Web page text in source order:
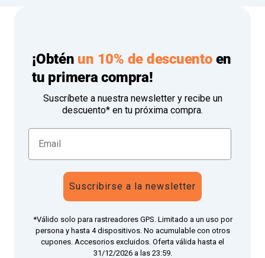
¡Obtén un 10% de descuentoen
tu primera compra!
Suscríbete a nuestra newsletter y recibe un
descuento* en tu próxima compra.
Suscribirse a la newsletter
*Válido solo para rastreadores GPS. Limitado a un uso por
persona y hasta 4 dispositivos. No acumulable con otros
cupones. Accesorios excluidos. Oferta válida hasta el
31/12/2026 a las 23:59.